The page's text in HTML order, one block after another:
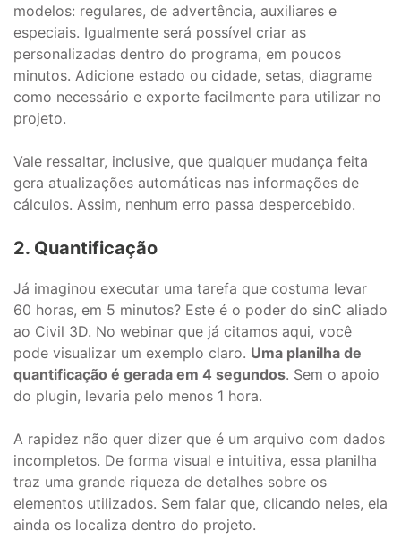
modelos: regulares, de advertência, auxiliares e
especiais. Igualmente será possível criar as
personalizadas dentro do programa, em poucos
minutos. Adicione estado ou cidade, setas, diagrame
como necessário e exporte facilmente para utilizar no
projeto.
Vale ressaltar, inclusive, que qualquer mudança feita
gera atualizações automáticas nas informações de
cálculos. Assim, nenhum erro passa despercebido.
2. Quantificação
Já imaginou executar uma tarefa que costuma levar
60 horas, em 5 minutos? Este é o poder do sinC aliado
ao Civil 3D. No webinar que já citamos aqui, você
pode visualizar um exemplo claro. Uma planilha de
quantificação é gerada em 4 segundos. Sem o apoio
do plugin, levaria pelo menos 1 hora.
A rapidez não quer dizer que é um arquivo com dados
incompletos. De forma visual e intuitiva, essa planilha
traz uma grande riqueza de detalhes sobre os
elementos utilizados. Sem falar que, clicando neles, ela
ainda os localiza dentro do projeto.